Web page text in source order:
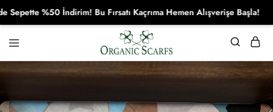
Organikscarf
%50 İndirim! Bu Fırsatı Kaçrıma Hemen Alışverişe Başla!